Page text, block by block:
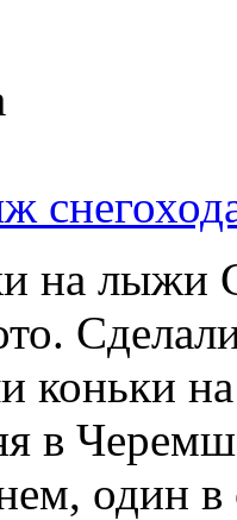
на лыжи
коньки
в
один в